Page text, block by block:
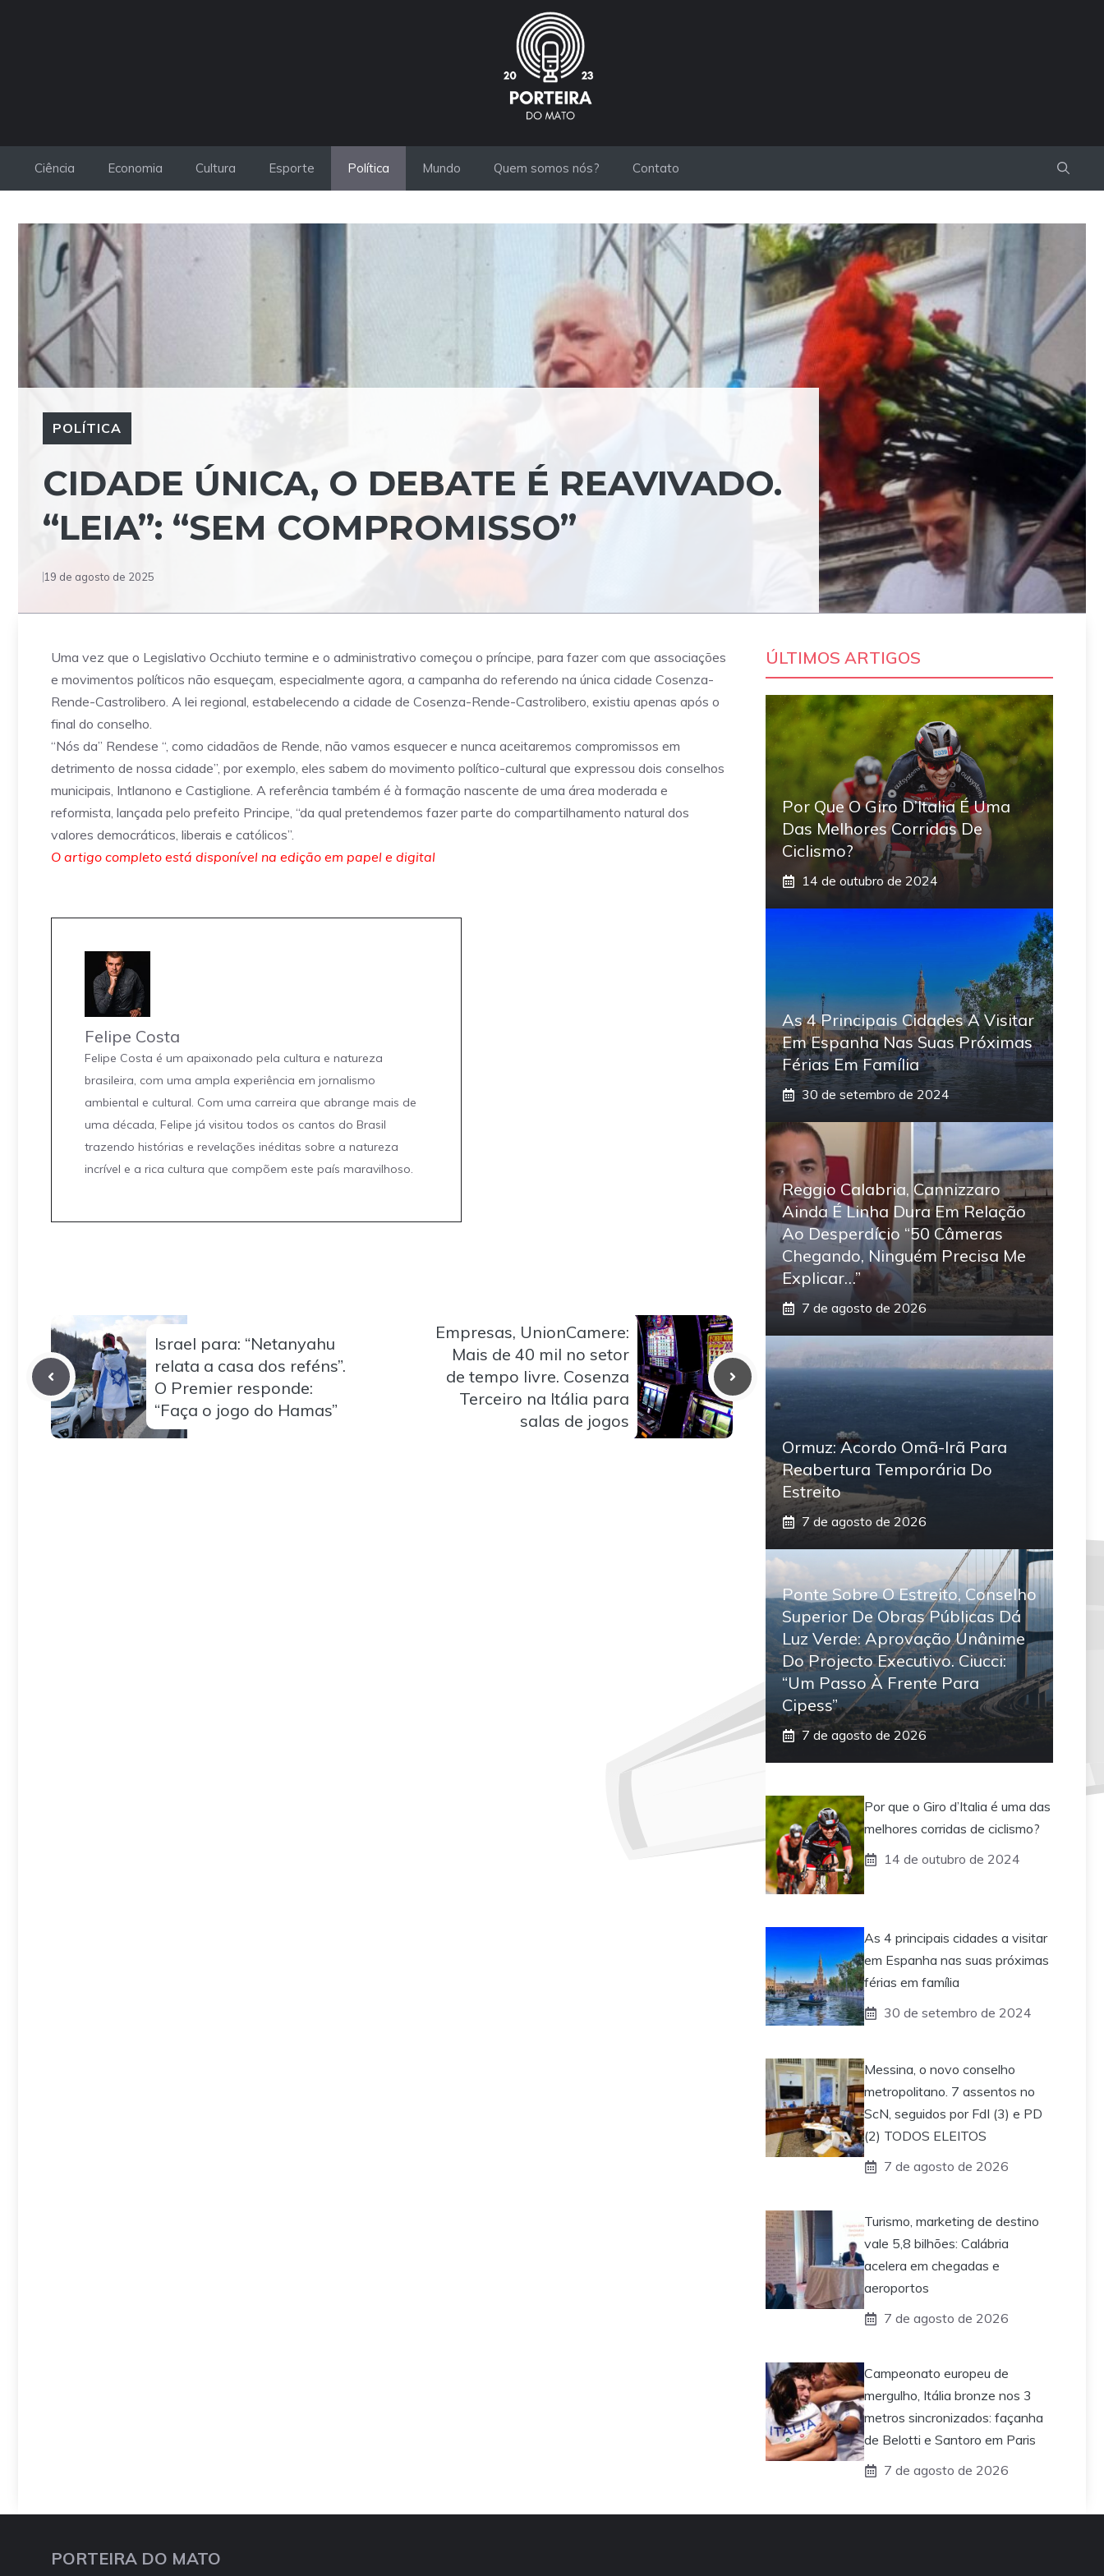
Ciência Economia Cultura Esporte Política Mundo Quem somos nós? Contato
POLÍTICA
CIDADE ÚNICA, O DEBATE É REAVIVADO.
“LEIA”: “SEM COMPROMISSO”
19 de agosto de 2025
Uma vez que o Legislativo Occhiuto termine e o administrativo começou o príncipe, para fazer com que associações
e movimentos políticos não esqueçam, especialmente agora, a campanha do referendo na única cidade Cosenza-
Rende-Castrolibero. A lei regional, estabelecendo a cidade de Cosenza-Rende-Castrolibero, existiu apenas após o
final do conselho.
“Nós da” Rendese “, como cidadãos de Rende, não vamos esquecer e nunca aceitaremos compromissos em
detrimento de nossa cidade”, por exemplo, eles sabem do movimento político-cultural que expressou dois conselhos
municipais, Intlanono e Castiglione. A referência também é à formação nascente de uma área moderada e
reformista, lançada pelo prefeito Principe, “da qual pretendemos fazer parte do compartilhamento natural dos
valores democráticos, liberais e católicos”.
O artigo completo está disponível na edição em papel e digital
Felipe Costa
Felipe Costa é um apaixonado pela cultura e natureza
brasileira, com uma ampla experiência em jornalismo
ambiental e cultural. Com uma carreira que abrange mais de
uma década, Felipe já visitou todos os cantos do Brasil
trazendo histórias e revelações inéditas sobre a natureza
incrível e a rica cultura que compõem este país maravilhoso.
Israel para: “Netanyahu
relata a casa dos reféns”.
O Premier responde:
“Faça o jogo do Hamas”
Empresas, UnionCamere:
Mais de 40 mil no setor
de tempo livre. Cosenza
Terceiro na Itália para
salas de jogos
ÚLTIMOS ARTIGOS
Por Que O Giro D’Italia É Uma
Das Melhores Corridas De
Ciclismo?
14 de outubro de 2024
As 4 Principais Cidades A Visitar
Em Espanha Nas Suas Próximas
Férias Em Família
30 de setembro de 2024
Reggio Calabria, Cannizzaro
Ainda É Linha Dura Em Relação
Ao Desperdício “50 Câmeras
Chegando, Ninguém Precisa Me
Explicar…”
7 de agosto de 2026
Ormuz: Acordo Omã-Irã Para
Reabertura Temporária Do
Estreito
7 de agosto de 2026
Ponte Sobre O Estreito, Conselho
Superior De Obras Públicas Dá
Luz Verde: Aprovação Unânime
Do Projecto Executivo. Ciucci:
“Um Passo À Frente Para
Cipess”
7 de agosto de 2026
Por que o Giro d’Italia é uma das
melhores corridas de ciclismo?
14 de outubro de 2024
As 4 principais cidades a visitar
em Espanha nas suas próximas
férias em família
30 de setembro de 2024
Messina, o novo conselho
metropolitano. 7 assentos no
ScN, seguidos por FdI (3) e PD
(2) TODOS ELEITOS
7 de agosto de 2026
Turismo, marketing de destino
vale 5,8 bilhões: Calábria
acelera em chegadas e
aeroportos
7 de agosto de 2026
Campeonato europeu de
mergulho, Itália bronze nos 3
metros sincronizados: façanha
de Belotti e Santoro em Paris
7 de agosto de 2026
PORTEIRA DO MATO